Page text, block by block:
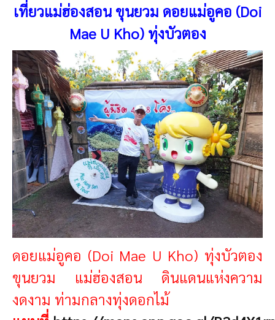
เที่ยวแม่ฮ่องสอน ขุนยวม ดอยแม่อูคอ (Doi
Mae U Kho) ทุ่งบัวตอง
ดอยแม่อูคอ (Doi Mae U Kho) ทุ่งบัวตอง
ขุนยวม แม่ฮ่องสอน ดินแดนแห่งความ
งดงาม ท่ามกลางทุ่งดอกไม้